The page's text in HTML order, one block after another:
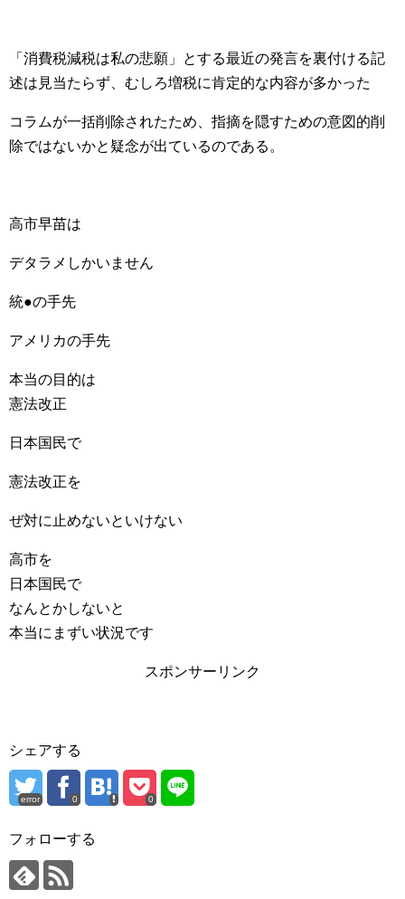
「消費税減税は私の悲願」とする最近の発言を裏付ける記
述は見当たらず、むしろ増税に肯定的な内容が多かった
コラムが一括削除されたため、指摘を隠すための意図的削
除ではないかと疑念が出ているのである。
高市早苗は
デタラメしかいません
統●の手先
アメリカの手先
本当の目的は
憲法改正
日本国民で
憲法改正を
ぜ対に止めないといけない
高市を
日本国民で
なんとかしないと
本当にまずい状況です
スポンサーリンク
シェアする
error 0 0
フォローする